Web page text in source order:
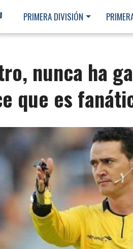
PRIMERA DIVISIÓN
nunca ha
que es